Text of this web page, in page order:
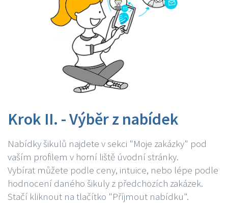
Krok II. - Výběr z nabídek
Nabídky šikulů najdete v sekci "Moje zakázky" pod
vaším profilem v horní liště úvodní stránky.
Vybírat můžete podle ceny, intuice, nebo lépe podle
hodnocení daného šikuly z předchozích zakázek.
Stačí kliknout na tlačítko "Příjmout nabídku".